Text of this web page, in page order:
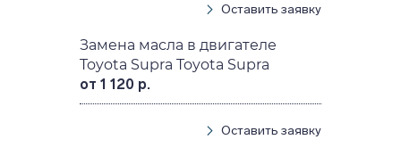
Оставить заявку
Замена масла в двигателе
Toyota Supra Toyota Supra
от 1 120 р.
Оставить заявку